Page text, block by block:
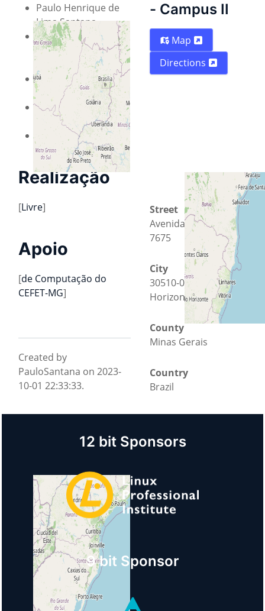
Paulo Henrique de
Lima Santana
Profa. Silvia Calmon
de Albuquerque
(CEFET)
Bruno Braga
Fonseca
Frederico Gonçalves
Guimarãe
Quem mais?
Realização
[Livre]
Apoio
[de Computação do
CEFET-MG]
Created by
PauloSantana on 2023-
10-01 22:33:33.
- Campus II
Map
Directions
Street
Avenida Amazonas
7675
City
30510-000 Belo
Horizonte
County
Minas Gerais
Country
Brazil
12 bit Sponsors
9 bit Sponsor